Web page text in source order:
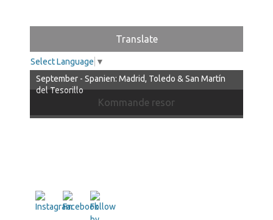
Translate
Select Language ▼
Kommande resor
September - Spanien: Madrid, Toledo & San Martín
del Tesorillo